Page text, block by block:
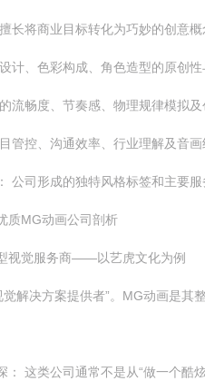
长将商业目标转化为巧妙的创意概
计、色彩构成、角色造型的原创性
流畅度、节奏感、物理规律模拟及
管控、沟通效率、行业理解及音画
公司形成的独特风格标签和主要服
质MG动画公司剖析
视觉服务商——以艺虎文化为例
解决方案提供者”。MG动画是其
： 这类公司通常不是从“做一个酷